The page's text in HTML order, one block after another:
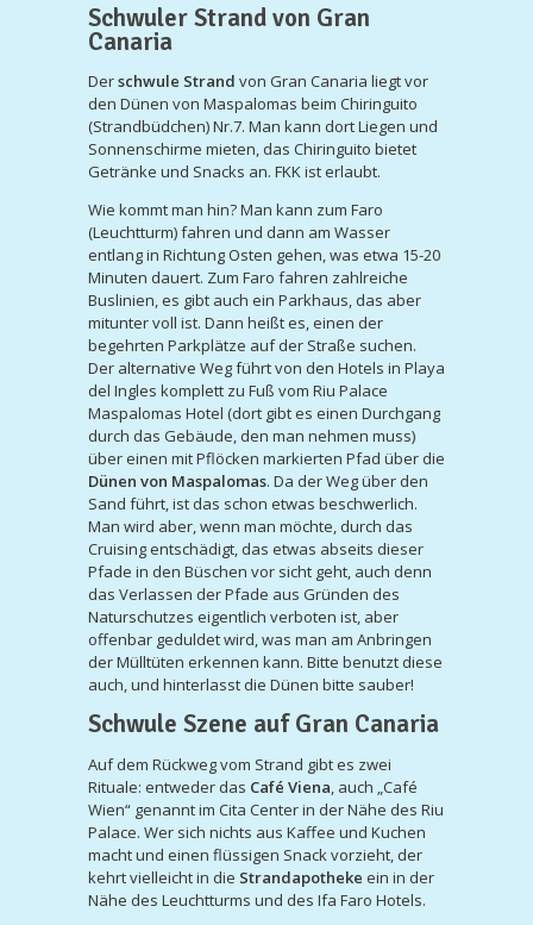
Schwuler Strand von Gran
Canaria
Derschwule Strand von Gran Canaria liegt vor
den Dünen von Maspalomas beim Chiringuito
(Strandbüdchen) Nr.7. Man kann dort Liegen und
Sonnenschirme mieten, das Chiringuito bietet
Getränke und Snacks an. FKK ist erlaubt.
Wie kommt man hin? Man kann zum Faro
(Leuchtturm) fahren und dann am Wasser
entlang in Richtung Osten gehen, was etwa 15-20
Minuten dauert. Zum Faro fahren zahlreiche
Buslinien, es gibt auch ein Parkhaus, das aber
mitunter voll ist. Dann heißt es, einen der
begehrten Parkplätze auf der Straße suchen.
Der alternative Weg führt von den Hotels in Playa
del Ingles komplett zu Fuß vom Riu Palace
Maspalomas Hotel (dort gibt es einen Durchgang
durch das Gebäude, den man nehmen muss)
über einen mit Pflöcken markierten Pfad über die
Dünen von Maspalomas. Da der Weg über den
Sand führt, ist das schon etwas beschwerlich.
Man wird aber, wenn man möchte, durch das
Cruising entschädigt, das etwas abseits dieser
Pfade in den Büschen vor sicht geht, auch denn
das Verlassen der Pfade aus Gründen des
Naturschutzes eigentlich verboten ist, aber
offenbar geduldet wird, was man am Anbringen
der Mülltüten erkennen kann. Bitte benutzt diese
auch, und hinterlasst die Dünen bitte sauber!
Schwule Szene auf Gran Canaria
Auf dem Rückweg vom Strand gibt es zwei
Rituale: entweder das Café Viena, auch „Café
Wien“ genannt im Cita Center in der Nähe des Riu
Palace. Wer sich nichts aus Kaffee und Kuchen
macht und einen flüssigen Snack vorzieht, der
kehrt vielleicht in die Strandapotheke ein in der
Nähe des Leuchtturms und des Ifa Faro Hotels.